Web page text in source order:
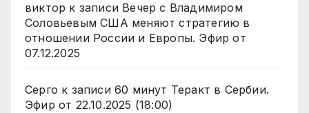
виктор к записи Вечер с Владимиром
Соловьевым США меняют стратегию в
отношении России и Европы. Эфир от
07.12.2025
Серго к записи 60 минут Теракт в Сербии.
Эфир от 22.10.2025 (18:00)